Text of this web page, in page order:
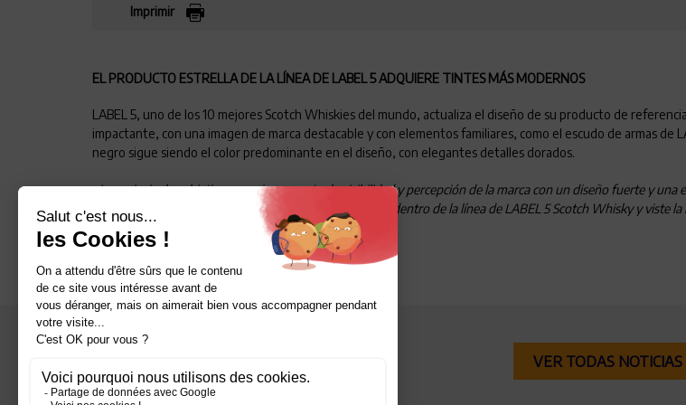
Imprimir
EL PRODUCTO ESTRELLA DE LA LÍNEA DE LABEL 5 ADQUIERE TINTES MÁS MODERNOS
LABEL 5, uno de los 10 mejores Scotch Whiskies del mundo, actualiza el diseño de su producto de
impactante, con una imagen de marca destacable y con elementos familiares, como el escudo de armas de
negro sigue siendo el color predominante en el diseño, con elegantes detalles dorados.
«Los principales objetivos eran incrementar la visibilidad y percepción de la marca con un diseño fuerte y
versión anterior, la nueva imagen encaja a la perfección dentro de la línea de LABEL 5 Scotch Whisky y viste
VER TODAS NOTICIAS